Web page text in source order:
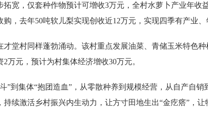
拓宽，仅套种作物预计可增收3万元，全村水萝卜产业年
，去年50吨软儿梨实现创收近12万元，实现四季有产业、
才堂村同样蓬勃涌动。该村重点发展油菜、青储玉米特色
万元，预计为村集体经济增收30万元。
”到集体“抱团造血”，从零散种养到规模经营，从自产自
持续激活乡村振兴内生动力，让方寸田地生出“金疙瘩”，